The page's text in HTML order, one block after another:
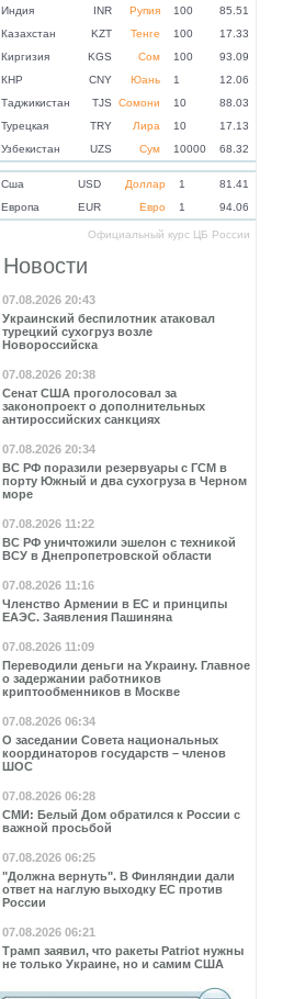
Индия
INR Рупия 100
85.51
Казахстан
KZT Тенге 100
17.33
Киргизия
KGS Сом 100
93.09
КНР
CNY Юань 1
12.06
Таджикистан
TJS Сомони 10
88.03
Турецкая
TRY Лира 10
17.13
Узбекистан
UZS Сум 10000 68.32
Cша USD Доллар 1
81.41
Eвропа
EUR Евро 1 94.06
Официальный курс ЦБ России
Новости
07.08.2026 20:43
Украинский беспилотник атаковал
турецкий сухогруз возле
Новороссийска
07.08.2026 20:38
Сенат США проголосовал за
законопроект о дополнительных
антироссийских санкциях
07.08.2026 20:34
ВС РФ поразили резервуары с ГСМ в
порту Южный и два сухогруза в Черном
море
07.08.2026 11:22
ВС РФ уничтожили эшелон с техникой
ВСУ в Днепропетровской области
07.08.2026 11:16
Членство Армении в ЕС и принципы
ЕАЭС. Заявления Пашиняна
07.08.2026 11:09
Переводили деньги на Украину. Главное
о задержании работников
криптообменников в Москве
07.08.2026 06:34
О заседании Совета национальных
координаторов государств – членов
ШОС
07.08.2026 06:28
СМИ: Белый Дом обратился к России с
важной просьбой
07.08.2026 06:25
"Должна вернуть". В Финляндии дали
ответ на наглую выходку ЕС против
России
07.08.2026 06:21
Трамп заявил, что ракеты Patriot нужны
не только Украине, но и самим США